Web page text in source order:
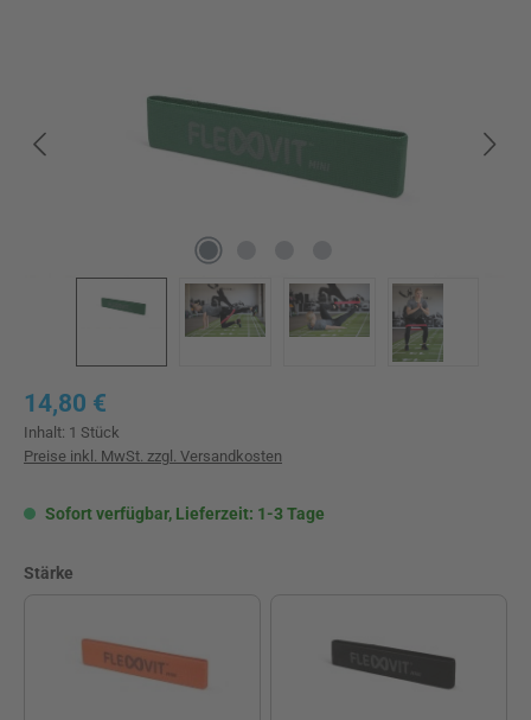
Regulärer Preis:
14,80 €
Inhalt: 1 Stück
Preise inkl. MwSt. zzgl. Versandkosten
Sofort verfügbar, Lieferzeit: 1-3 Tage
Stärke